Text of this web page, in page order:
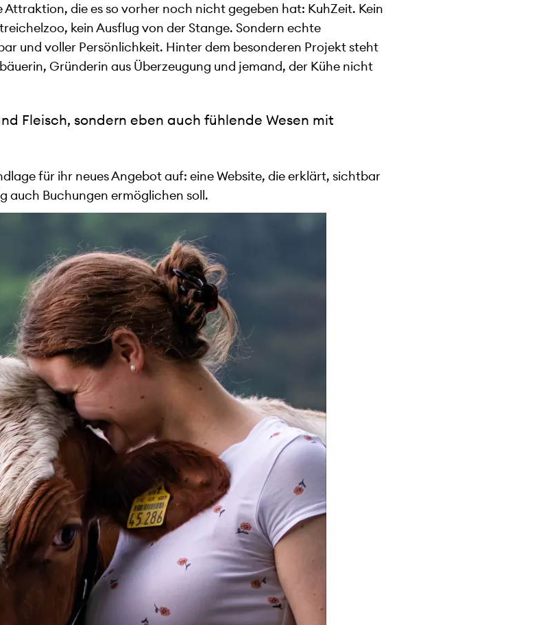
Attraktion, die es so vorher noch nicht gegeben hat: KuhZeit. Kein
kein Ausflug von der Stange. Sondern echte
und voller Persönlichkeit. Hinter dem besonderen Projekt steht
Gründerin aus Überzeugung und jemand, der Kühe nicht
Fleisch, sondern eben auch fühlende Wesen mit
für ihr neues Angebot auf: eine Website, die erklärt, sichtbar
Buchungen ermöglichen soll.